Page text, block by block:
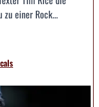
einer Rock...